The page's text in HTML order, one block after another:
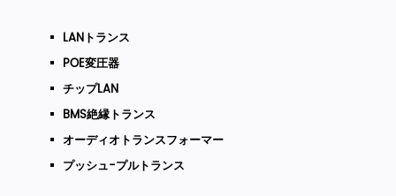
LANトランス
POE変圧器
チップLAN
BMS絶縁トランス
オーディオトランスフォーマー
プッシュ-プルトランス